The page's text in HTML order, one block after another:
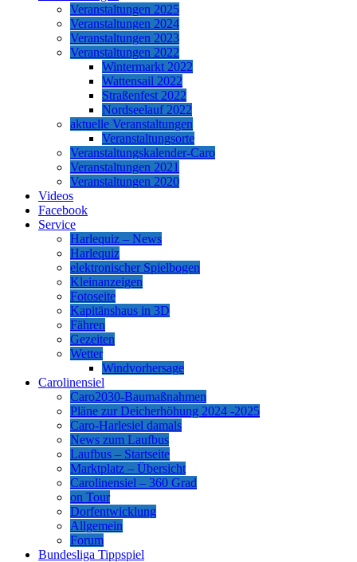
Veranstaltungen 2025
Veranstaltungen 2024
Veranstaltungen 2023
Veranstaltungen 2022
Wintermarkt 2022
Wattensail 2022
Straßenfest 2022
Nordseelauf 2022
aktuelle Veranstaltungen
Veranstaltungsorte
Veranstaltungskalender-Caro
Veranstaltungen 2021
Veranstaltungen 2020
Videos
Facebook
Service
Harlequiz – News
Harlequiz
elektronischer Spielbogen
Kleinanzeigen
Fotoseite
Kapitänshaus in 3D
Fähren
Gezeiten
Wetter
Windvorhersage
Carolinensiel
Caro2030-Baumaßnahmen
Pläne zur Deicherhöhung 2024 -2025
Caro-Harlesiel damals
News zum Laufbus
Laufbus – Startseite
Marktplatz – Übersicht
Carolinensiel – 360 Grad
on Tour
Dorfentwicklung
Allgemein
Forum
Bundesliga Tippspiel